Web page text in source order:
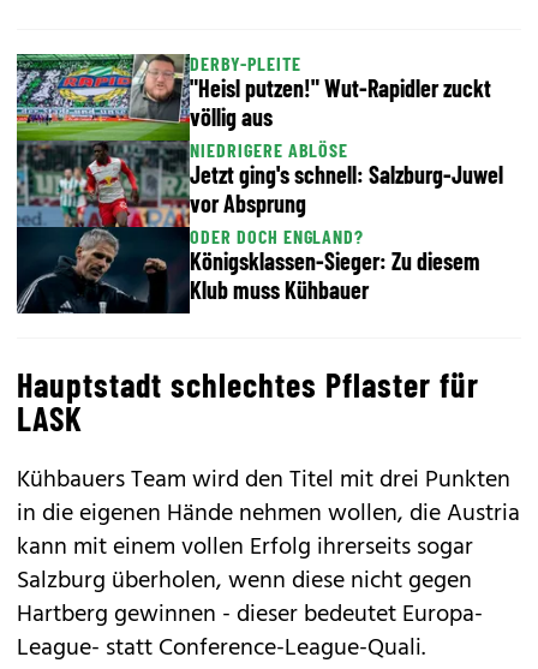
DERBY-PLEITE
"Heisl putzen!" Wut-Rapidler zuckt
völlig aus
NIEDRIGERE ABLÖSE
Jetzt ging's schnell: Salzburg-Juwel
vor Absprung
ODER DOCH ENGLAND?
Königsklassen-Sieger: Zu diesem
Klub muss Kühbauer
Hauptstadt schlechtes Pflaster für
LASK
Kühbauers Team wird den Titel mit drei Punkten
in die eigenen Hände nehmen wollen, die Austria
kann mit einem vollen Erfolg ihrerseits sogar
Salzburg überholen, wenn diese nicht gegen
Hartberg gewinnen - dieser bedeutet Europa-
League- statt Conference-League-Quali.